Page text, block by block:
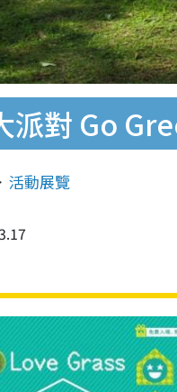
派對 Go
活動展覽